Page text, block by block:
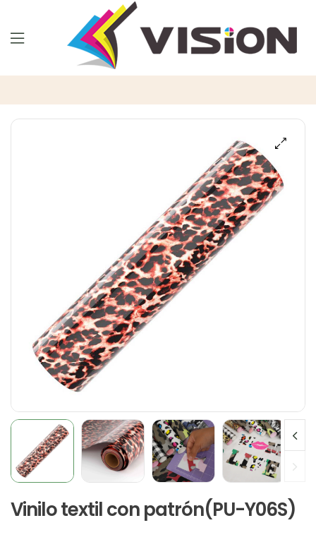
Vinilo textil con patrón(PU-Y06S)